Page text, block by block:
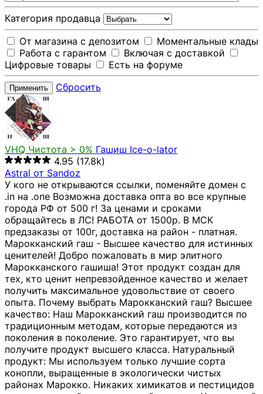
Категория продавца
От магазина с депозитом
Моментальные клады
Работа с гарантом
Включая с доставкой
Цифровые товары
Есть на форуме
Применить Сбросить
VHQ Чистота > 0% Гашиш Ice-o-lator
4.95 (17.8k)
Astral от Sandoz
У кого не открываются ссылки, поменяйте домен с
.in на .one Возможна доставка опта во все крупные
города РФ от 500 г! За ценами и сроками
обращайтесь в ЛС! РАБОТА от 1500р. В МСК
предзаказы от 100г, доставка на район - платная.
Марокканский гаш - Высшее качество для истинных
ценителей! Добро пожаловать в мир элитного
Марокканского гашиша! Этот продукт создан для
тех, кто ценит непревзойденное качество и желает
получить максимальное удовольствие от своего
опыта. Почему выбрать Марокканский гаш? Высшее
качество: Наш Марокканский гаш производится по
традиционным методам, которые передаются из
поколения в поколение. Это гарантирует, что вы
получите продукт высшего класса. Натуральный
продукт: Мы используем только лучшие сорта
конопли, выращенные в экологически чистых
районах Марокко. Никаких химикатов и пестицидов